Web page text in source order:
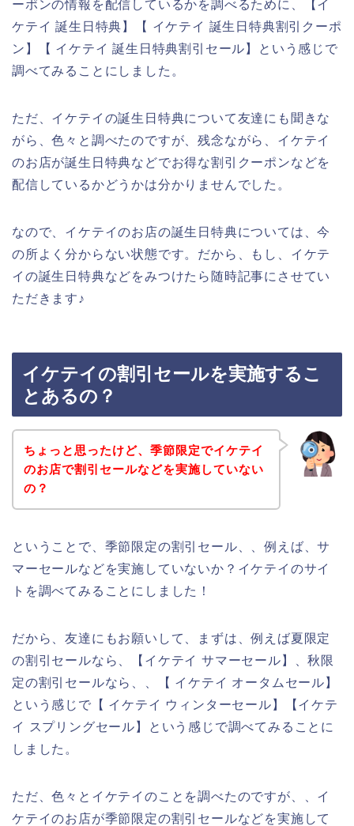
ーポンの情報を配信しているかを調べるために、【イ
ケテイ 誕生日特典】【 イケテイ 誕生日特典割引クーポ
ン】【 イケテイ 誕生日特典割引セール】という感じで
調べてみることにしました。
ただ、イケテイの誕生日特典について友達にも聞きな
がら、色々と調べたのですが、残念ながら、イケテイ
のお店が誕生日特典などでお得な割引クーポンなどを
配信しているかどうかは分かりませんでした。
なので、イケテイのお店の誕生日特典については、今
の所よく分からない状態です。だから、もし、イケテ
イの誕生日特典などをみつけたら随時記事にさせてい
ただきます♪
イケテイの割引セールを実施するこ
とあるの？
ちょっと思ったけど、季節限定でイケテイ
のお店で割引セールなどを実施していない
の？
ということで、季節限定の割引セール、、例えば、サ
マーセールなどを実施していないか？イケテイのサイ
トを調べてみることにしました！
だから、友達にもお願いして、まずは、例えば夏限定
の割引セールなら、【イケテイ サマーセール】、秋限
定の割引セールなら、、【 イケテイ オータムセール】
という感じで【 イケテイ ウィンターセール】【イケテ
イ スプリングセール】という感じで調べてみることに
しました。
ただ、色々とイケテイのことを調べたのですが、、イ
ケテイのお店が季節限定の割引セールなどを実施して